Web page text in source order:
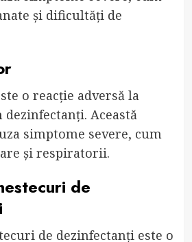
și dificultăți de
o reacție adversă la
Această
simptome severe, cum
și respiratorii.
de
de dezinfectanți este o